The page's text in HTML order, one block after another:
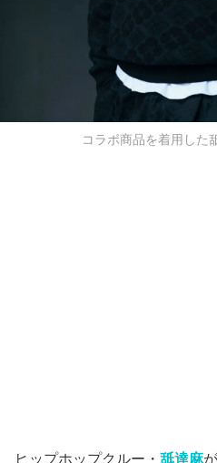
コラボ商品を着用した
ヒップホップクルー・ 舐達麻